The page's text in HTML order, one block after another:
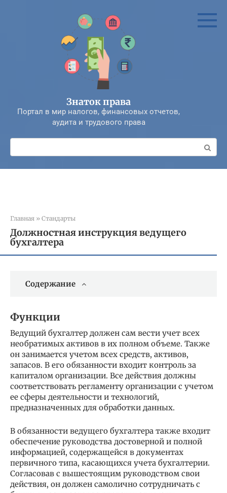
Знаток права
Портал в мир налогов, финансовых отчетов,
аудита и трудового права
Поиск:
Главная » Стандарты
Должностная инструкция ведущего
бухгалтера
Содержание
Функции
Ведущий бухгалтер должен сам вести учет всех
необратимых активов в их полном объеме. Также
он занимается учетом всех средств, активов,
запасов. В его обязанности входит контроль за
капиталом организации. Все действия должны
соответствовать регламенту организации с учетом
ее сферы деятельности и технологий,
предназначенных для обработки данных.
В обязанности ведущего бухгалтера также входит
обеспечение руководства достоверной и полной
информацией, содержащейся в документах
первичного типа, касающихся учета бухгалтерии.
Согласовав с вышестоящим руководством свои
действия, он должен самолично сотрудничать с